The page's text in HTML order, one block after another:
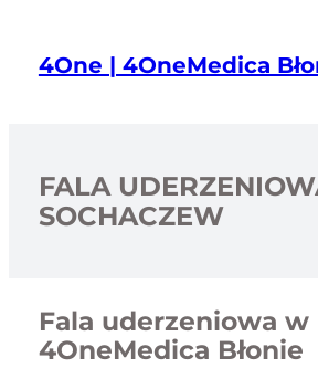
treści4One | 4OneMedica
FALA
SOCHACZEW
Fala uderzeniowa w
4OneMedica Błonie